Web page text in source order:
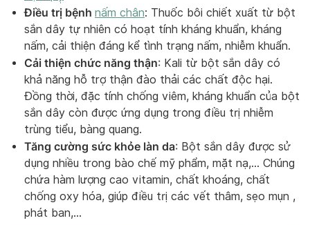
Điều trị bệnh nấm chân: Thuốc bôi chiết xuất từ bột
sắn dây tự nhiên có hoạt tính kháng khuẩn, kháng
nấm, cải thiện đáng kể tình trạng nấm, nhiễm khuẩn.
Cải thiện chức năng thận: Kali từ bột sắn dây có
khả năng hỗ trợ thận đào thải các chất độc hại.
Đồng thời, đặc tính chống viêm, kháng khuẩn của bột
sắn dây còn được ứng dụng trong điều trị nhiễm
trùng tiểu, bàng quang.
Tăng cường sức khỏe làn da: Bột sắn dây được sử
dụng nhiều trong bào chế mỹ phẩm, mặt nạ,… Chúng
chứa hàm lượng cao vitamin, chất khoáng, chất
chống oxy hóa, giúp điều trị các vết thâm, sẹo mụn ,
phát ban,…